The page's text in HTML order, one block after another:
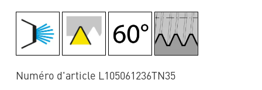
Numéro d'article L105061236TN35